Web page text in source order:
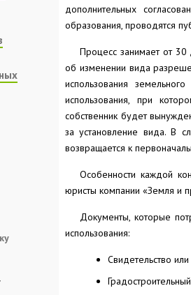
дополнительных
образования, проводятся
Процесс занимает от 30
об изменении вида
использования
использования, при
собственник будет
за установление вида. В
возвращается к
Особенности каждой
юристы компании «Земля и
Документы, которые
использования:
Свидетельство